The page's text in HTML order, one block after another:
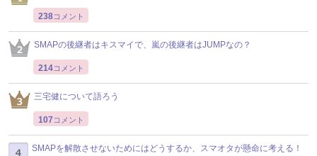
238コメント
SMAPの後継者はキスマイで、嵐の後継者はJUMPなの？
214コメント
三宅健について語ろう
107 コメント
SMAPを解散させないためにはどうするか、スマオタが懸命に考える！